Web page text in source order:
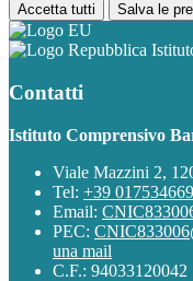
Accetta tutti Salva le
Contatti
Istituto Comprensivo
Viale Mazzini 2,
Tel: +39
Email:
PEC:
una mail
C.F.: 94033120042